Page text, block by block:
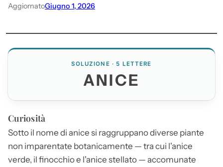
AggiornatoGiugno 1, 2026
SOLUZIONE · 5 LETTERE
ANICE
Curiosità
Sotto il nome di anice si raggruppano diverse piante
non imparentate botanicamente — tra cui l'anice
verde, il finocchio e l'anice stellato — accomunate